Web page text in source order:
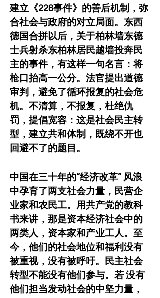
建立《228事件》的善后机制，弥
合社会与政府的对立局面。东西
德国合拼以后，关于柏林墙东德
士兵射杀东柏林居民越墙投奔民
主的事件，有这样一句名言：将
枪口抬高一公分。法官提出道德
审判，避免了循环报复的社会危
机。不清算，不报复，杜绝仇
罚，提倡宽容：这是社会民主转
型，建立共和体制，既绕不开也
回避不了的题目。
中国在三十年的“经济改革” 风浪
中孕育了两支社会力量，民营企
业家和农民工。用共产党的教科
书来讲，那是资本经济社会中的
两类人，资本家和产业工人。至
今，他们的社会地位和福利没有
被重视，没有被呼吁。民主社会
转型不能没有他们参与。若 没有
他们担当发动社会的中坚力量，